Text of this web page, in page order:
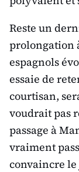
Reste un
prolongation
espagnols
essaie de
courtisan,
voudrait pas
passage à
vraiment
convaincre le